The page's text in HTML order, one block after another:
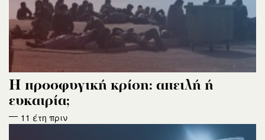
H προσφυγική κρίση: απειλή ή
ευκαιρία;
11 έτη πριν